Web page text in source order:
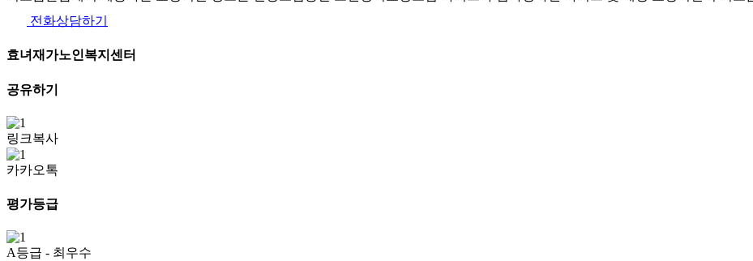
전화상담하기
효녀재가노인복지센터
공유하기
링크복사
카카오톡
평가등급
A등급 - 최우수